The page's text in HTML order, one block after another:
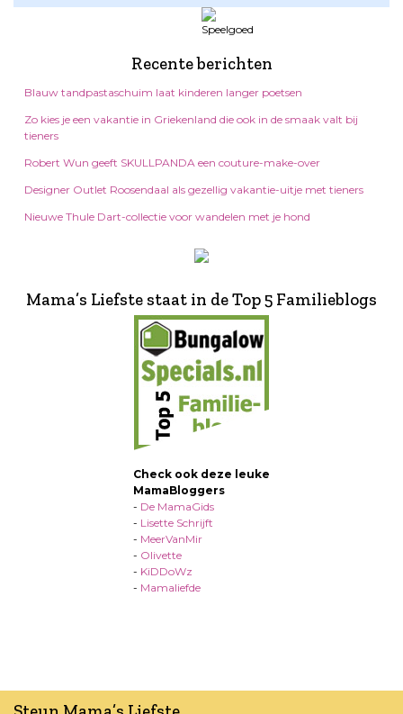
Recente berichten
Blauw tandpastaschuim laat kinderen langer poetsen
Zo kies je een vakantie in Griekenland die ook in de smaak valt bij
tieners
Robert Wun geeft SKULLPANDA een couture-make-over
Designer Outlet Roosendaal als gezellig vakantie-uitje met tieners
Nieuwe Thule Dart-collectie voor wandelen met je hond
Mama’s Liefste staat in de Top 5 Familieblogs
Check ook deze leuke
MamaBloggers
- De MamaGids
- Lisette Schrijft
- MeerVanMir
- Olivette
- KiDDoWz
- Mamaliefde